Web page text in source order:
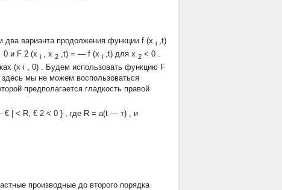
два варианта продолжения функции f (x i ,t)
0 и F 2 (x i , x 2 ,t) = — f (x i ,t) для x 2 < 0 .
(x i , 0) . Будем использовать функцию F
здесь мы не можем воспользоваться
предполагается гладкость правой
€ < R, € 2 < 0 } , где R = a(t — т)
, и
производные до второго порядка